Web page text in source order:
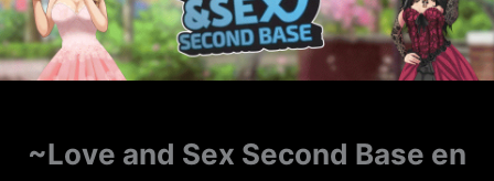
~Love and Sex Second Base en